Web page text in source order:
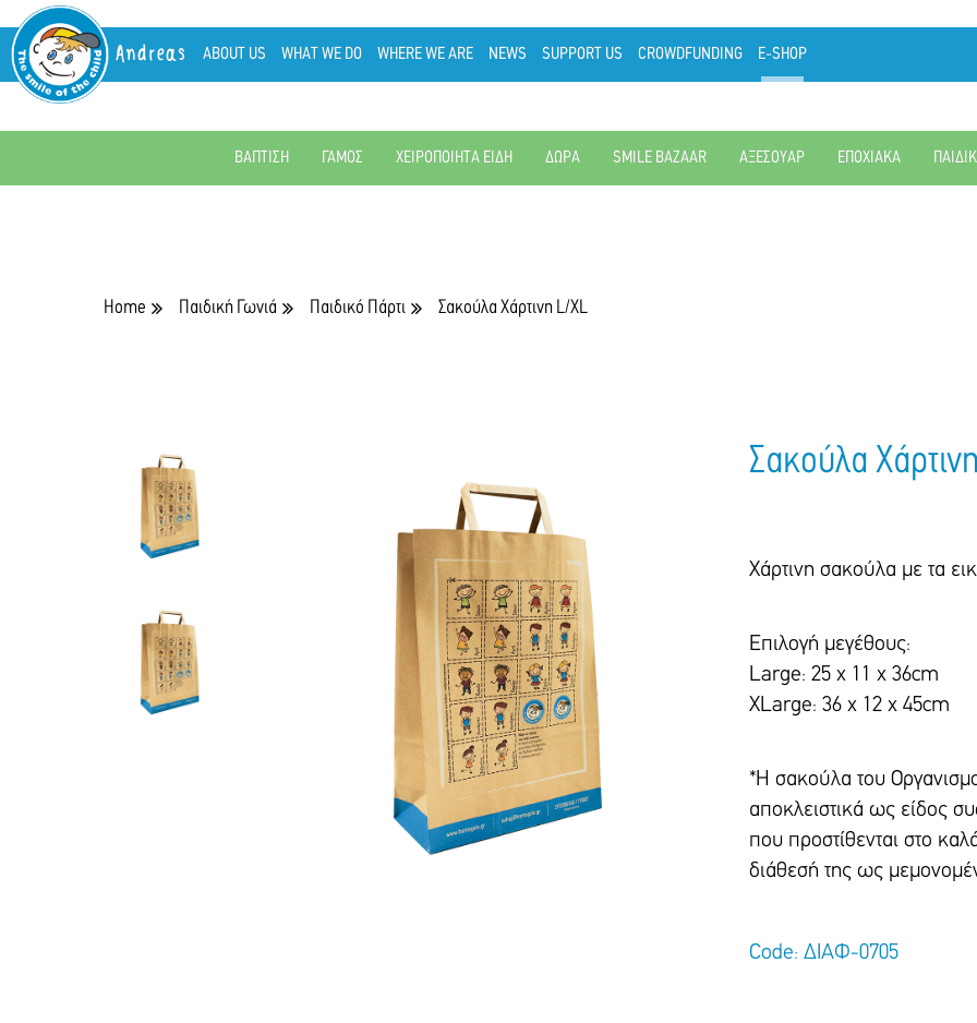
Andreas ABOUT US WHAT WE DO WHERE WE ARE NEWS SUPPORT US CROWDFUNDING E-SHOP
ΒΑΠΤΙΣΗ ΓΑΜΟΣ ΧΕΙΡΟΠΟΙΗΤΑ ΕΙΔΗ ΔΩΡΑ SMILE BAZAAR ΑΞΕΣΟΥΑΡ ΕΠΟΧΙΑΚΑ
Home Παιδική Γωνιά Παιδικό Πάρτι Σακούλα Χάρτινη L/XL
Σακούλα
Χάρτινη σακούλα με τα
Επιλογή μεγέθους:
Large: 25 x 11 x 36cm
XLarge: 36 x 12 x 45cm
*Η σακούλα του
αποκλειστικά ως είδος
που προστίθενται στο
διάθεσή της ως
Code: ΔΙΑΦ-0705